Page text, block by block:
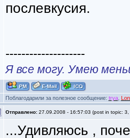
послевкусия.
--------------------
Я все могу. Умею
Поблагодарили за полезное сообщение: trya,
Отправлено: 27.09.2008 - 16:57:03 (post in topic: 3,
...Удивляюсь ,